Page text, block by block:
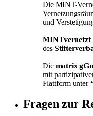
Die MINT-
und
MINTvernetzt
des
Die matrix
mit
Plattform unter
Fragen zur